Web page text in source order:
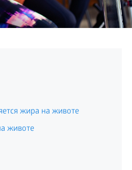
жира на животе
животе